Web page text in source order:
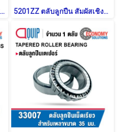
3206ZZ (5206ZZ) DOUBLE ROW ANGULAR CONTACT BALL BEARING 5201ZZ ตลับลูกปืน สัมผัสเชิงมุม 2 แถว แบบฝาเหล็ก (DOUBLE ROW ANGULAR CONTACT BALL BEARING)